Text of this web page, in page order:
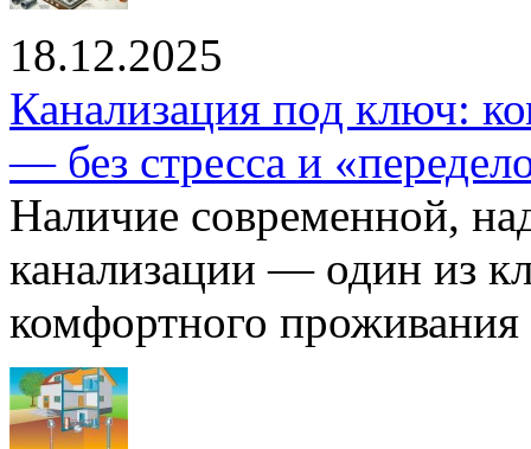
18.12.2025
Канализация под ключ:
— без стресса и
Наличие современной,
канализации — один из
комфортного проживания